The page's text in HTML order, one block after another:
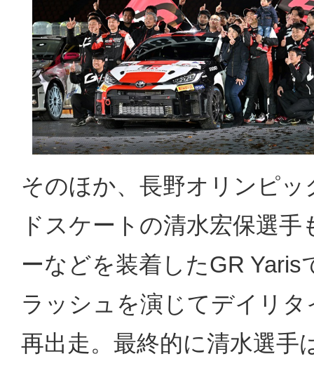
そのほか、長野オリンピ
ドスケートの清水宏保選
ーなどを装着したGR
ラッシュを演じてデイリ
再出走。最終的に清水選手